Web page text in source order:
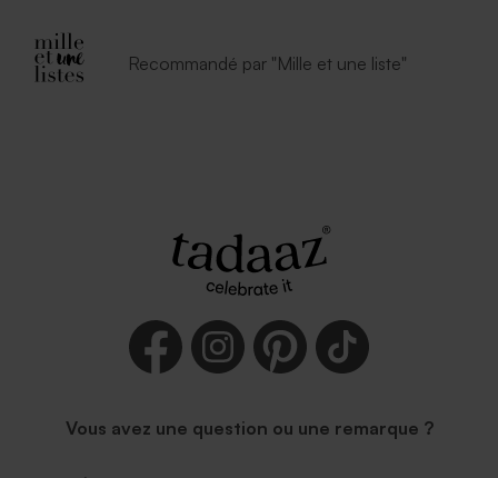
Recommandé par "Mille et une liste"
Vous avez une question ou une remarque ?